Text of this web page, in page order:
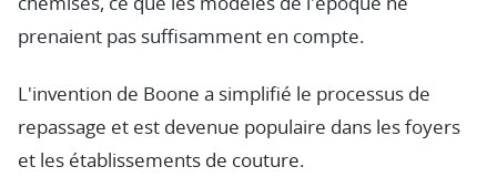
prenaient pas suffisamment en compte.
L'invention de Boone a simplifié le processus de
repassage et est devenue populaire dans les foyers
et les établissements de couture.